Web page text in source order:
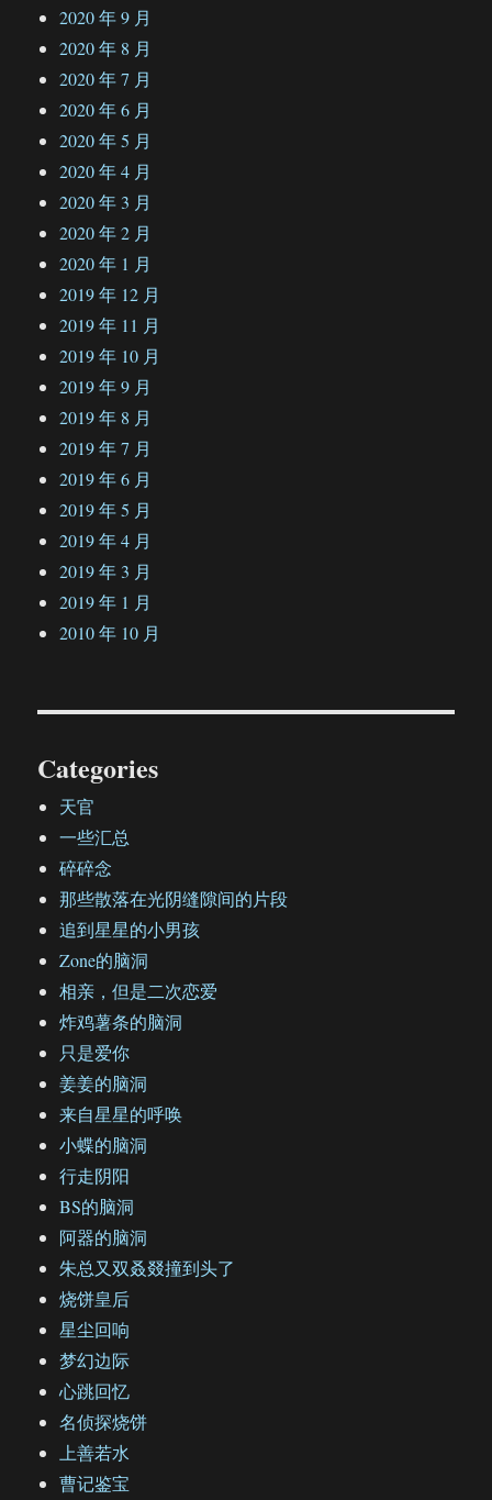
2020 年 9 月
2020 年 8 月
2020 年 7 月
2020 年 6 月
2020 年 5 月
2020 年 4 月
2020 年 3 月
2020 年 2 月
2020 年 1 月
2019 年 12 月
2019 年 11 月
2019 年 10 月
2019 年 9 月
2019 年 8 月
2019 年 7 月
2019 年 6 月
2019 年 5 月
2019 年 4 月
2019 年 3 月
2019 年 1 月
2010 年 10 月
Categories
天官
一些汇总
碎碎念
那些散落在光阴缝隙间的片段
追到星星的小男孩
Zone的脑洞
相亲，但是二次恋爱
炸鸡薯条的脑洞
只是爱你
姜姜的脑洞
来自星星的呼唤
小蝶的脑洞
行走阴阳
BS的脑洞
阿器的脑洞
朱总又双叒叕撞到头了
烧饼皇后
星尘回响
梦幻边际
心跳回忆
名侦探烧饼
上善若水
曹记鉴宝